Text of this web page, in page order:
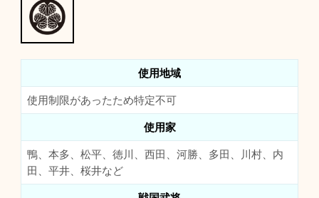
使用地域
使用制限があったため特定不可
使用家
鴨、本多、松平、徳川、西田、河勝、多田、川村、内
田、平井、桜井など